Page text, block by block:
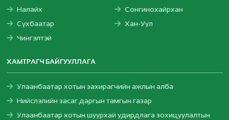
Налайх
Сонгинохайрхан
Сүхбаатар
Хан-Уул
Чингэлтэй
ХАМТРАГЧ БАЙГУУЛЛАГА
Улаанбаатар хотын захирагчийн ажлын алба
Нийслэлийн засаг даргын тамгын газар
Улаанбаатар хотын шуурхай удирдлага зохицуулалтын